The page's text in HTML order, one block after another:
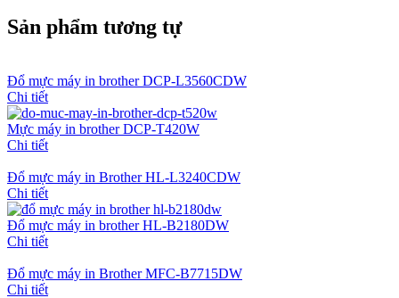
Sản phẩm tương tự
Đổ mực máy in brother DCP-L3560CDW
Chi tiết
Mực máy in brother DCP-T420W
Chi tiết
Đổ mực máy in Brother HL-L3240CDW
Chi tiết
Đổ mực máy in brother HL-B2180DW
Chi tiết
Đổ mực máy in Brother MFC-B7715DW
Chi tiết